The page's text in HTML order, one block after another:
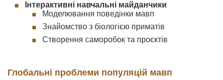
Інтерактивні навчальні майданчики
Моделювання поведінки мавп
Знайомство з біологією приматів
Створення саморобок та проєктів
Глобальні проблеми популяцій мавп